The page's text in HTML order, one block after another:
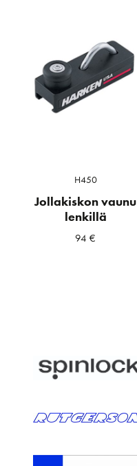
H450
Jollakiskon vaunu
lenkillä
94€